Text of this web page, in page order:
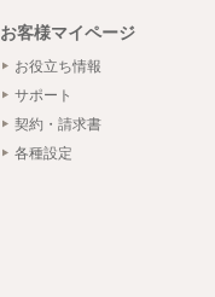
お客様マイページ
お役立ち情報
サポート
契約・請求書
各種設定